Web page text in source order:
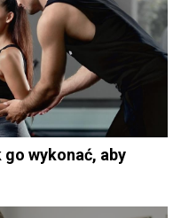
wykonać, aby